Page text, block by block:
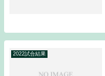
2022試合結果